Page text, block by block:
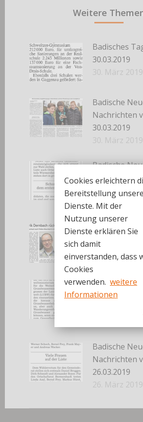
Weitere
Badisches
30.03.2019
30. März 2019
Badische
Nachrichten
30.03.2019
30. März 2019
Badische
Nachrichten
27.03.2019
27. März 2019
Badisches
27.03.2019
27. März 2019
Badische
Nachrichten
Badische
Nachrichten
26.03.2019
26. März 2019
Cookies erleichtern
Bereitstellung
Dienste. Mit der
Nutzung unserer
Dienste erklären Sie
sich damit
einverstanden, dass
Cookies
verwenden. weitere
Informationen